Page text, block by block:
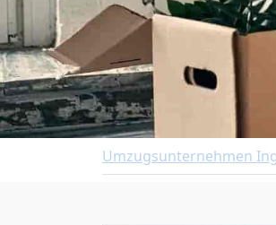
Umzugsunternehmen